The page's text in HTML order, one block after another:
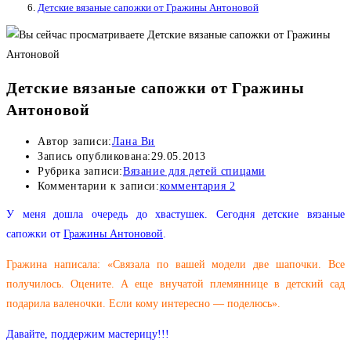
Детские вязаные сапожки от Гражины Антоновой
Детские вязаные сапожки от Гражины
Антоновой
Автор записи:Лана Ви
Запись опубликована:29.05.2013
Рубрика записи:Вязание для детей спицами
Комментарии к записи:комментария 2
У меня дошла очередь до хвастушек. Сегодня детские вязаные
сапожки от Гражины Антоновой.
Гражина написала: «Связала по вашей модели две шапочки. Все
получилось. Оцените. А еще внучатой племяннице в детский сад
подарила валеночки. Если кому интересно — поделюсь».
Давайте, поддержим мастерицу!!!